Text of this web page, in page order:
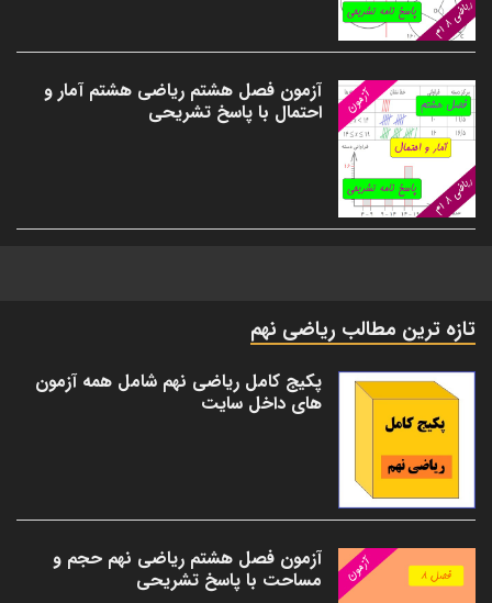
آزمون فصل هشتم ریاضی هشتم آمار و
احتمال با پاسخ تشریحی
تازه ترین مطالب ریاضی نهم
پکیج کامل ریاضی نهم شامل همه آزمون
های داخل سایت
آزمون فصل هشتم ریاضی نهم حجم و
مساحت با پاسخ تشریحی